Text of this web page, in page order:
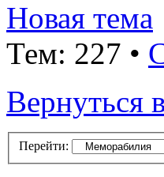
Новая тема
Тем: 227 •
Вернуться
Перейти: